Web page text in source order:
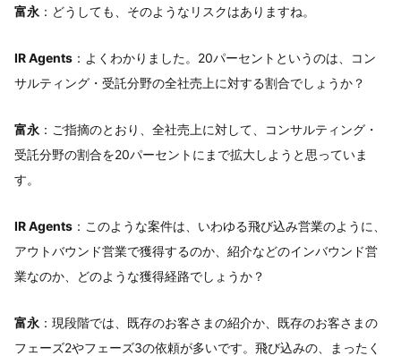
富永 ：どうしても、そのようなリスクはありますね。
IR Agents ：よくわかりました。20パーセントというのは、コン
サルティング・受託分野の全社売上に対する割合でしょうか？
富永 ：ご指摘のとおり、全社売上に対して、コンサルティング・
受託分野の割合を20パーセントにまで拡大しようと思っていま
す。
IR Agents ：このような案件は、いわゆる飛び込み営業のように、
アウトバウンド営業で獲得するのか、紹介などのインバウンド営
業なのか、どのような獲得経路でしょうか？
富永 ：現段階では、既存のお客さまの紹介か、既存のお客さまの
フェーズ2やフェーズ3の依頼が多いです。飛び込みの、まったく